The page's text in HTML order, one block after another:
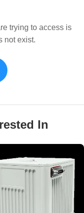
trying to access is
not exist.
In